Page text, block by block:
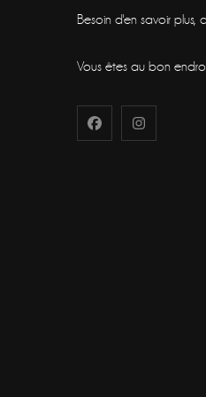
Besoin d'en savoir
Vous êtes au bon